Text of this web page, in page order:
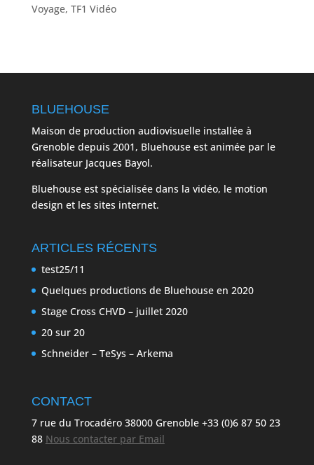
Voyage, TF1 Vidéo
BLUEHOUSE
Maison de production audiovisuelle installée à
Grenoble depuis 2001, Bluehouse est animée par le
réalisateur Jacques Bayol.
Bluehouse est spécialisée dans la vidéo, le motion
design et les sites internet.
ARTICLES RÉCENTS
test25/11
Quelques productions de Bluehouse en 2020
Stage Cross CHVD – juillet 2020
20 sur 20
Schneider – TeSys – Arkema
CONTACT
7 rue du Trocadéro 38000 Grenoble +33 (0)6 87 50 23
88 Nous contacter par Email